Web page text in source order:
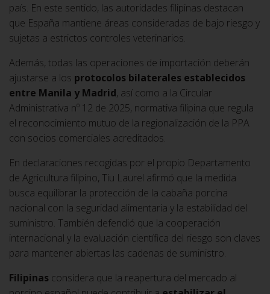
país. En este sentido, las autoridades filipinas destacan
que España mantiene áreas consideradas de bajo riesgo y
sujetas a estrictos controles veterinarios.
Además, todas las operaciones de importación deberán
ajustarse a los protocolos bilaterales establecidos
entre Manila y Madrid, así como a la Circular
Administrativa nº 12 de 2025, normativa filipina que regula
el reconocimiento mutuo de la regionalización de la PPA
con socios comerciales acreditados.
En declaraciones recogidas por el propio Departamento
de Agricultura filipino, Tiu Laurel afirmó que la medida
busca equilibrar la protección de la cabaña porcina
nacional con la seguridad alimentaria y la estabilidad del
suministro. También defendió que la cooperación
internacional y la evaluación científica del riesgo son claves
para mantener abiertas las cadenas de suministro.
Filipinas considera que la reapertura del mercado al